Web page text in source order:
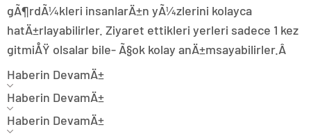
gÃ¶rdÃ¼kleri insanlarÄ±n yÃ¼zlerini kolayca
hatÄ±rlayabilirler. Ziyaret ettikleri yerleri sadece 1 kez
gitmiÅŸ olsalar bile- Ã§ok kolay anÄ±msayabilirler.Â
Haberin DevamÄ±
Haberin DevamÄ±
Haberin DevamÄ±